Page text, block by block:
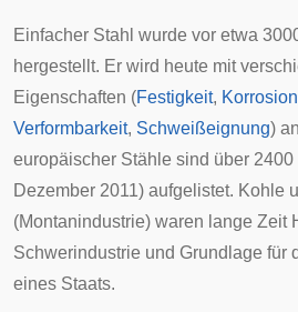
Einfacher Stahl wurde vor etwa
hergestellt. Er wird heute mit
Eigenschaften (Festigkeit,
Verformbarkeit, Schweißeignung)
europäischer Stähle sind über 2400
Dezember 2011) aufgelistet. Kohle
(Montanindustrie) waren lange Zeit
Schwerindustrie und Grundlage für
eines Staats.